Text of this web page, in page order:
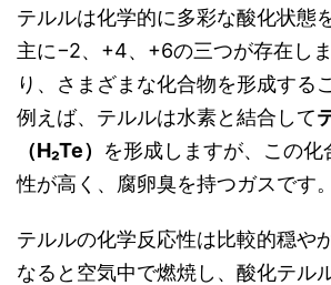
テルルは化学的に多彩な酸化状態
主に−2、+4、+6の三つが存在し
り、さまざまな化合物を形成する
例えば、テルルは水素と結合して
（H₂Te） を形成しますが、この
性が高く、腐卵臭を持つガスです。
テルルの化学反応性は比較的穏や
なると空気中で燃焼し、酸化テル